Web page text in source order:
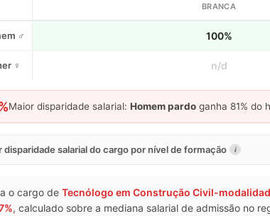
BRANCA
♂ 100%
♀ n/d
Maior disparidade salarial: Homem pardo ganha 81% do
disparidade salarial do cargo por nível de formação i
o cargo de Tecnólogo em Construção Civil-
, calculado sobre a mediana salarial de admissão no